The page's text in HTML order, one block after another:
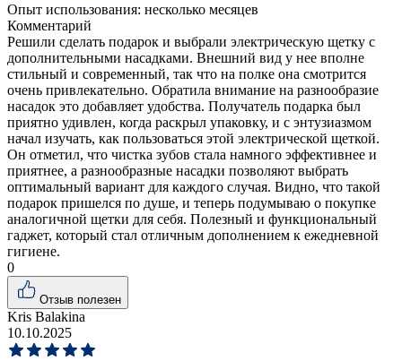
Опыт использования: несколько месяцев
Комментарий
Решили сделать подарок и выбрали электрическую щетку с
дополнительными насадками. Внешний вид у нее вполне
стильный и современный, так что на полке она смотрится
очень привлекательно. Обратила внимание на разнообразие
насадок это добавляет удобства. Получатель подарка был
приятно удивлен, когда раскрыл упаковку, и с энтузиазмом
начал изучать, как пользоваться этой электрической щеткой.
Он отметил, что чистка зубов стала намного эффективнее и
приятнее, а разнообразные насадки позволяют выбрать
оптимальный вариант для каждого случая. Видно, что такой
подарок пришелся по душе, и теперь подумываю о покупке
аналогичной щетки для себя. Полезный и функциональный
гаджет, который стал отличным дополнением к ежедневной
гигиене.
0
Отзыв полезен
Kris Balakina
10.10.2025